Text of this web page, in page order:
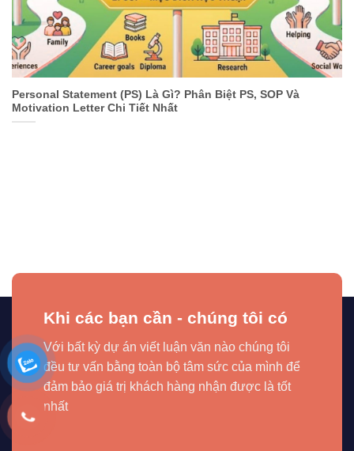
Personal Statement (PS) Là Gì? Phân Biệt PS, SOP Và
Motivation Letter Chi Tiết Nhất
Khi các bạn cần - chúng tôi có
Với bất kỳ dự án viết luận văn nào chúng tôi
đều tư vấn bằng toàn bộ tâm sức của mình để
đảm bảo giá trị khách hàng nhận được là tốt
nhất